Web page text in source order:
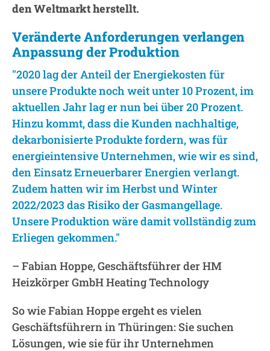
den Weltmarkt herstellt.
Veränderte Anforderungen verlangen
Anpassung der Produktion
"2020 lag der Anteil der Energiekosten für
unsere Produkte noch weit unter 10 Prozent, im
aktuellen Jahr lag er nun bei über 20 Prozent.
Hinzu kommt, dass die Kunden nachhaltige,
dekarbonisierte Produkte fordern, was für
energieintensive Unternehmen, wie wir es sind,
den Einsatz Erneuerbarer Energien verlangt.
Zudem hatten wir im Herbst und Winter
2022/2023 das Risiko der Gasmangellage.
Unsere Produktion wäre damit vollständig zum
Erliegen gekommen."
– Fabian Hoppe, Geschäftsführer der HM
Heizkörper GmbH Heating Technology
So wie Fabian Hoppe ergeht es vielen
Geschäftsführern in Thüringen: Sie suchen
Lösungen, wie sie für ihr Unternehmen